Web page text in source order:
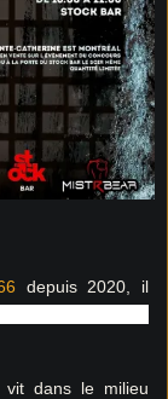
depuis 2020, il
vit dans le milieu